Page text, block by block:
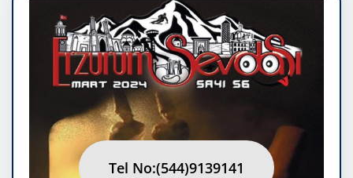
Tel No:(544)9139141